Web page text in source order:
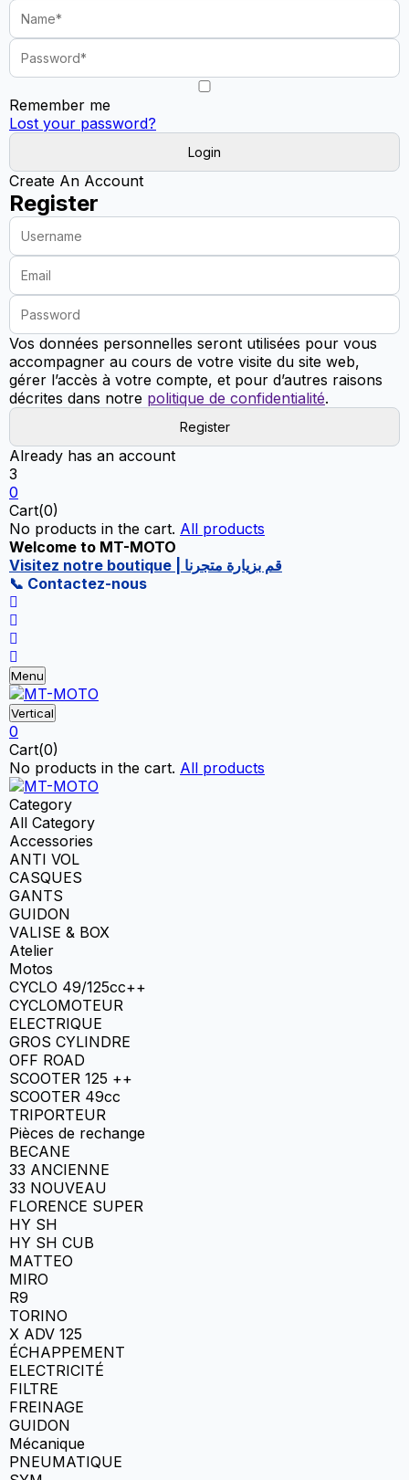
Remember me
Lost your password?
Create An Account
Register
Vos données personnelles seront utilisées pour vous
accompagner au cours de votre visite du site web,
gérer l’accès à votre compte, et pour d’autres raisons
décrites dans notre politique de confidentialité.
Already has an account
3
0
Cart(0)
No products in the cart. All products
Welcome to MT-MOTO
Visitez notre boutique | قم بزيارة متجرنا
📞 Contactez-nous
Menu
Vertical
0
Cart(0)
No products in the cart. All products
Category
All Category
Accessories
ANTI VOL
CASQUES
GANTS
GUIDON
VALISE & BOX
Atelier
Motos
CYCLO 49/125cc++
CYCLOMOTEUR
ELECTRIQUE
GROS CYLINDRE
OFF ROAD
SCOOTER 125 ++
SCOOTER 49cc
TRIPORTEUR
Pièces de rechange
BECANE
33 ANCIENNE
33 NOUVEAU
FLORENCE SUPER
HY SH
HY SH CUB
MATTEO
MIRO
R9
TORINO
X ADV 125
ÉCHAPPEMENT
ELECTRICITÉ
FILTRE
FREINAGE
GUIDON
Mécanique
PNEUMATIQUE